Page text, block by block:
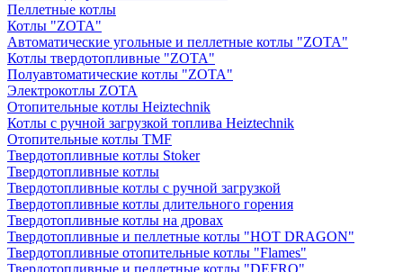
Пеллетные котлы
Котлы "ZOTA"
Автоматические угольные и пеллетные котлы "ZOTA"
Котлы твердотопливные "ZOTA"
Полуавтоматические котлы "ZOTA"
Электрокотлы ZOTA
Отопительные котлы Heiztechnik
Котлы с ручной загрузкой топлива Heiztechnik
Отопительные котлы TMF
Твердотопливные котлы Stoker
Твердотопливные котлы
Твердотопливные котлы с ручной загрузкой
Твердотопливные котлы длительного горения
Твердотопливные котлы на дровах
Твердотопливные и пеллетные котлы "HOT DRAGON"
Твердотопливные отопительные котлы "Flames"
Твердотопливные и пеллетные котлы "DEFRO"